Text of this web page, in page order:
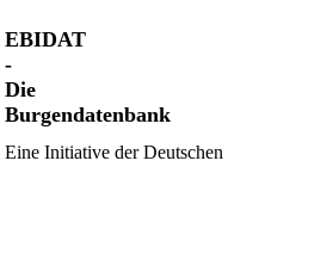
EBIDAT
-
Die
Burgendatenbank
Eine Initiative der Deutschen